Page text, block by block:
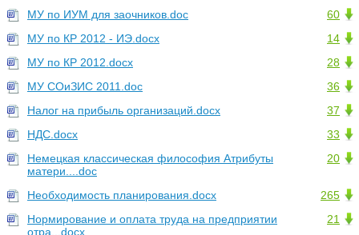
60
МУ по ИУМ для заочников.doc
14
МУ по КР 2012 - ИЭ.docx
28
МУ по КР 2012.docx
36
МУ СОиЗИС 2011.doc
37
Налог на прибыль организаций.docx
33
НДС.docx
20
Немецкая классическая философия Атрибуты
матери....doc
265
Необходимость планирования.docx
21
Нормирование и оплата труда на предприятии
отра...docx